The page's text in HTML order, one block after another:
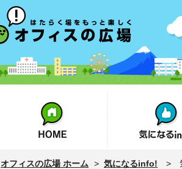
オフィスの広場 ホーム > 気になるinfo! > 気